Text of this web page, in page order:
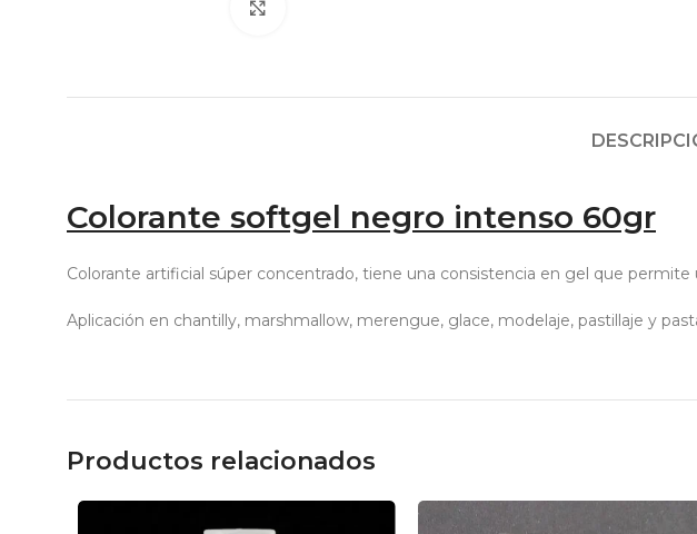
Colorante softgel negro intenso 60gr
Colorante artificial súper concentrado, tiene una consistencia en gel que permite
Aplicación en chantilly, marshmallow, merengue, glace, modelaje, pastillaje y
Productos relacionados